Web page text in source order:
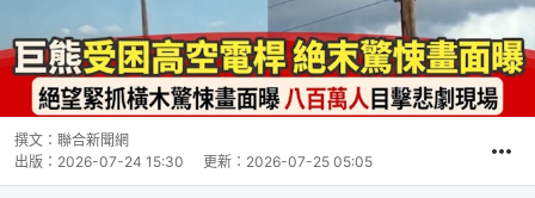
撰文： 聯合新聞網
出版： 2026-07-24 15:30 更新： 2026-07-25 05:05